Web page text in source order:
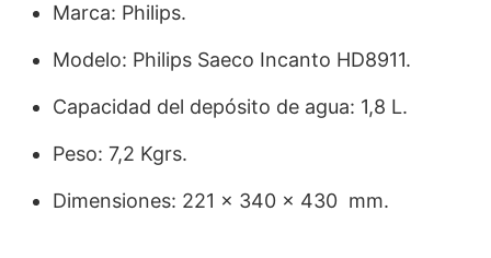
Marca: Philips.
Modelo: Philips Saeco Incanto HD8911.
Capacidad del depósito de agua: 1,8 L.
Peso: 7,2 Kgrs.
Dimensiones: 221 x 340 x 430 mm.